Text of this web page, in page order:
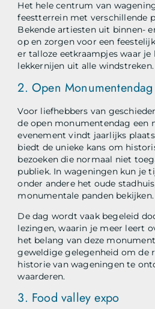
Het hele centrum van
feestterrein met verschillende
Bekende artiesten uit binnen-
op en zorgen voor een
er talloze eetkraampjes waar
lekkernijen uit alle windstreken.
2. Open Monumentendag
Voor liefhebbers van
de open monumentendag een
evenement vindt jaarlijks
biedt de unieke kans om
bezoeken die normaal niet
publiek. In wageningen kun je
onder andere het oude
monumentale panden bekijken.
De dag wordt vaak begeleid
lezingen, waarin je meer leert
het belang van deze
geweldige gelegenheid om de
historie van wageningen te
waarderen.
3. Food valley expo